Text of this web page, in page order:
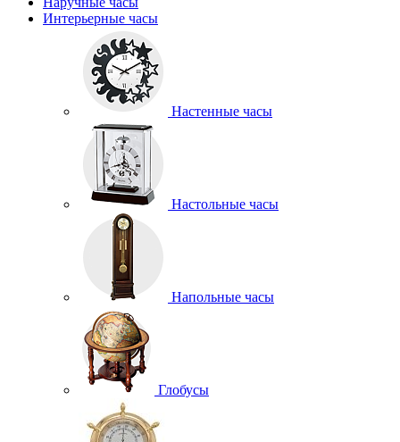
Интерьерные часы
Настенные часы
Настольные часы
Напольные часы
Глобусы